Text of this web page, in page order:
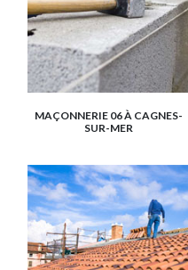
MAÇONNERIE 06 À CAGNES-
SUR-MER